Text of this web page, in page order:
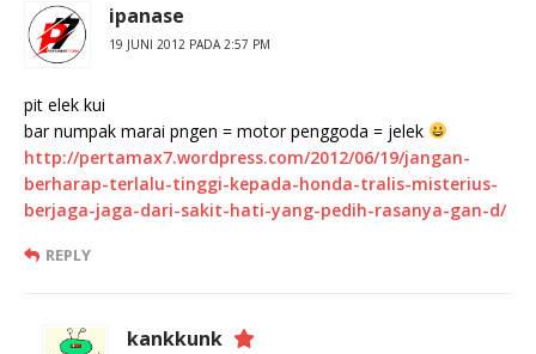
ipanase
19 JUNI 2012 PADA 2:57 PM
pit elek kui
bar numpak marai pngen = motor penggoda = jelek
http://pertamax7.wordpress.com/2012/06/19/jangan-
berharap-terlalu-tinggi-kepada-honda-tralis-misterius-
berjaga-jaga-dari-sakit-hati-yang-pedih-rasanya-gan-d/
REPLY
kankkunk